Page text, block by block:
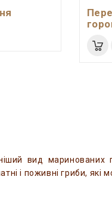
вид маринованих
і поживні гриби, які